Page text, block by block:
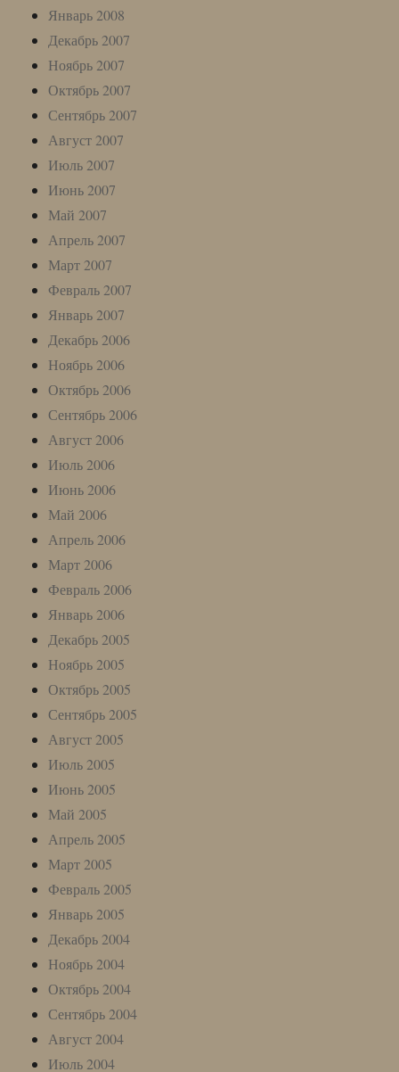
Январь 2008
Декабрь 2007
Ноябрь 2007
Октябрь 2007
Сентябрь 2007
Август 2007
Июль 2007
Июнь 2007
Май 2007
Апрель 2007
Март 2007
Февраль 2007
Январь 2007
Декабрь 2006
Ноябрь 2006
Октябрь 2006
Сентябрь 2006
Август 2006
Июль 2006
Июнь 2006
Май 2006
Апрель 2006
Март 2006
Февраль 2006
Январь 2006
Декабрь 2005
Ноябрь 2005
Октябрь 2005
Сентябрь 2005
Август 2005
Июль 2005
Июнь 2005
Май 2005
Апрель 2005
Март 2005
Февраль 2005
Январь 2005
Декабрь 2004
Ноябрь 2004
Октябрь 2004
Сентябрь 2004
Август 2004
Июль 2004